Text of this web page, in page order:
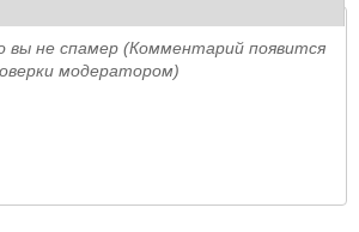
не спамер (Комментарий появится
модератором)